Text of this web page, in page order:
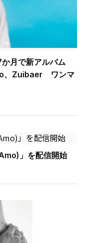
月で新アルバム
、Zuibaer ワンマ
」を配信開始